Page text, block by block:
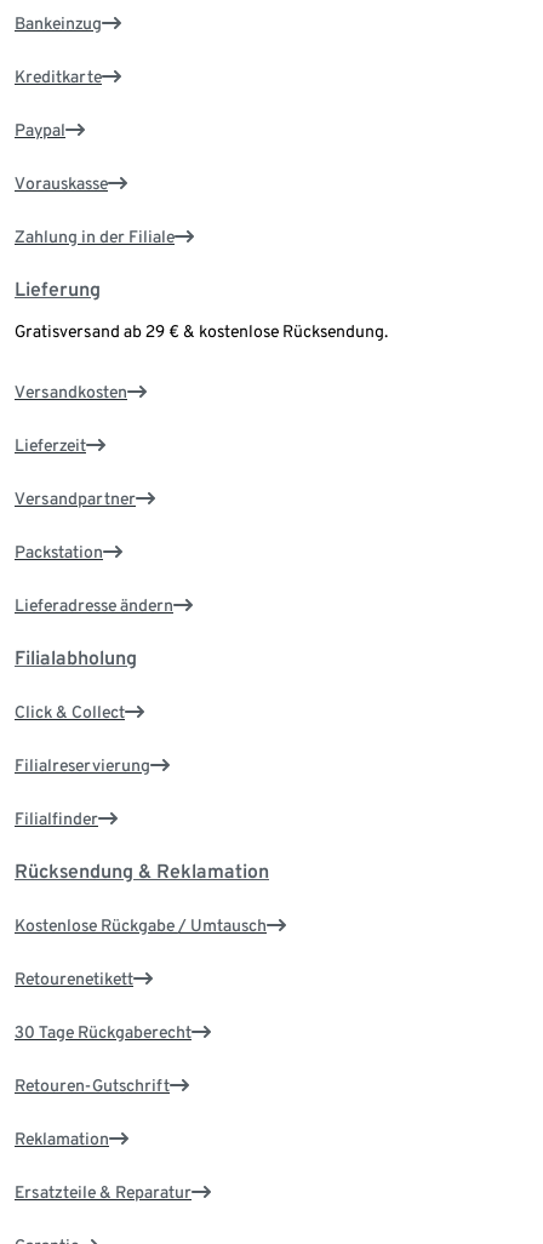
Bankeinzug
Kreditkarte
Paypal
Vorauskasse
Zahlung in der Filiale
Lieferung
Gratisversand ab 29 € & kostenlose Rücksendung.
Versandkosten
Lieferzeit
Versandpartner
Packstation
Lieferadresse ändern
Filialabholung
Click & Collect
Filialreservierung
Filialfinder
Rücksendung & Reklamation
Kostenlose Rückgabe / Umtausch
Retourenetikett
30 Tage Rückgaberecht
Retouren-Gutschrift
Reklamation
Ersatzteile & Reparatur